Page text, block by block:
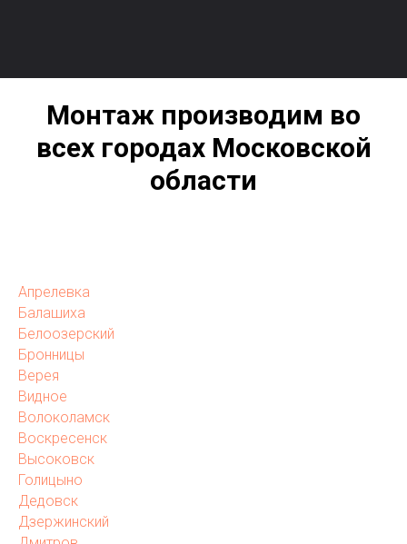
Монтаж производим во
всех городах Московской
области
Апрелевка
Балашиха
Белоозерский
Бронницы
Верея
Видное
Волоколамск
Воскресенск
Высоковск
Голицыно
Дедовск
Дзержинский